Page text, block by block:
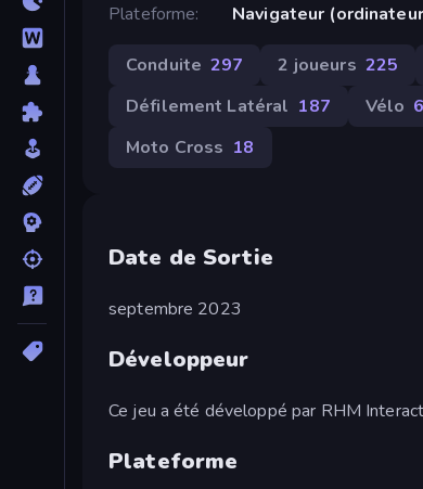
Plateforme
Navigateur
Conduite 297 2 joueurs 225
Défilement Latéral 187 Vélo
Moto Cross 18
Date de Sortie
septembre 2023
Développeur
Ce jeu a été développé par RHM
Plateforme